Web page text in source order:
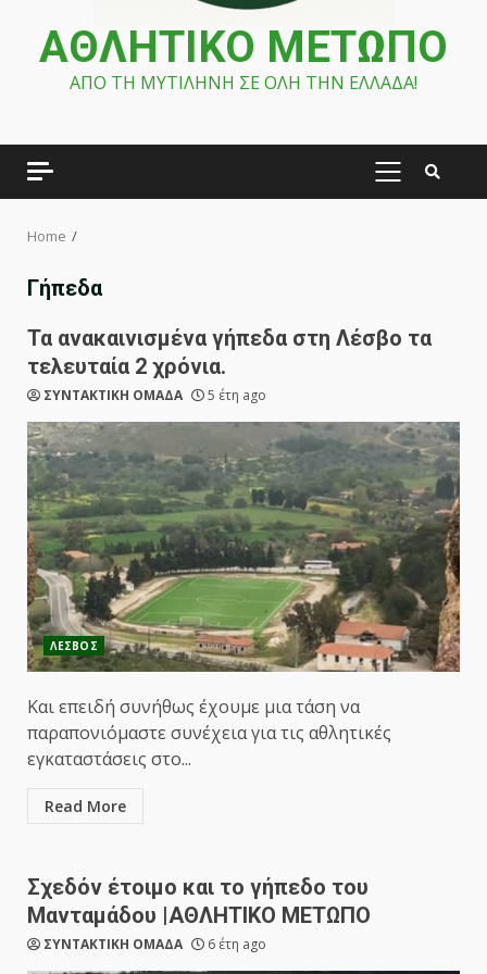
ΑΘΛΗΤΙΚΟ ΜΕΤΩΠΟ
ΑΠΟ ΤΗ ΜΥΤΙΛΗΝΗ ΣΕ ΟΛΗ ΤΗΝ ΕΛΛΑΔΑ!
PRIMARY
Home
Γήπεδα
Τα ανακαινισμένα γήπεδα στη Λέσβο τα
τελευταία 2 χρόνια.
ΣΥΝΤΑΚΤΙΚΗ ΟΜΑΔΑ 5 έτη ago
ΛΕΣΒΟΣ
Και επειδή συνήθως έχουμε μια τάση να
παραπονιόμαστε συνέχεια για τις αθλητικές
εγκαταστάσεις στο...
Read More
Σχεδόν έτοιμο και το γήπεδο του
Μανταμάδου |ΑΘΛΗΤΙΚΟ ΜΕΤΩΠΟ
ΣΥΝΤΑΚΤΙΚΗ ΟΜΑΔΑ 6 έτη ago